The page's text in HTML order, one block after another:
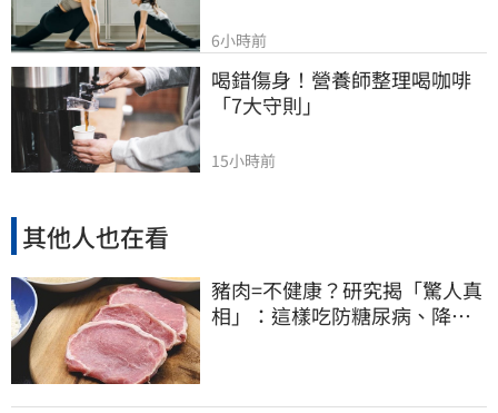
6小時前
喝錯傷身！營養師整理喝咖啡
「7大守則」
15小時前
其他人也在看
豬肉=不健康？研究揭「驚人真
相」：這樣吃防糖尿病、降膽